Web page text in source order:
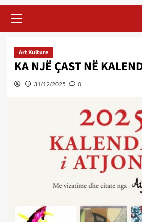
Menu
Art Kulture
KA NJË ÇAST NË
31/12/2025 0